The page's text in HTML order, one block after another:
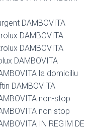
DAMBOVITA
DAMBOVITA
DAMBOVITA
DAMBOVITA
la domiciliu
DAMBOVITA
non-stop
non stop
IN REGIM DE